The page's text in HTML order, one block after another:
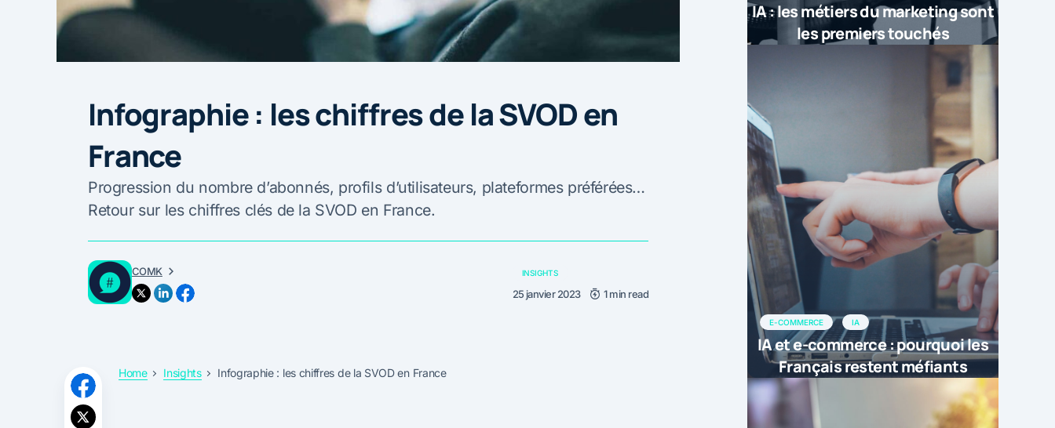
Infographie : les chiffres de la SVOD en
France
Progression du nombre d’abonnés, profils d’utilisateurs, plateformes préférées…
Retour sur les chiffres clés de la SVOD en France.
COMK INSIGHTS
25 janvier 2023 1 min read
Home Insights Infographie : les chiffres de la SVOD en France
IA : les métiers du marketing sont
les premiers touchés
E-COMMERCE IA
IA et e-commerce : pourquoi les
Français restent méfiants